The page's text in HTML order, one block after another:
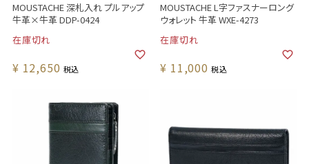
MOUSTACHE 深札入れ プルアップ
牛革×牛革 DDP-0424
在庫切れ
¥ 12,650 税込
MOUSTACHE L字ファスナーロング
ウォレット 牛革 WXE-4273
在庫切れ
¥ 11,000 税込